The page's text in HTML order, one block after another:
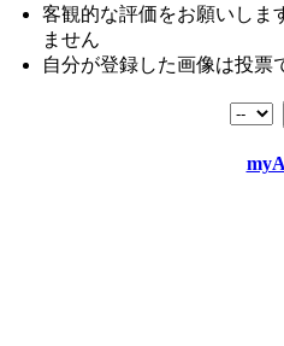
客観的な評価をお願いしま
ません
自分が登録した画像は投票